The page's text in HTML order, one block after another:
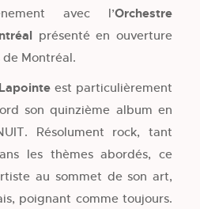
avec l’Orchestre
présenté en ouverture
de Montréal.
est particulièrement
son quinzième album en
Résolument rock, tant
les thèmes abordés, ce
au sommet de son art,
poignant comme toujours.